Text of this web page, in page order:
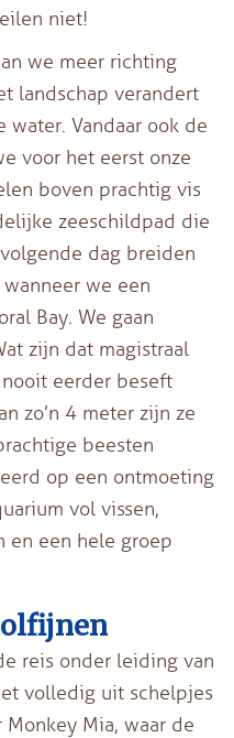
niet!
we meer richting
landschap verandert
Vandaar ook de
voor het eerst onze
boven prachtig vis
zeeschildpad die
dag breiden
we een
Bay. We gaan
zijn dat magistraal
eerder beseft
zo’n 4 meter zijn ze
beesten
op een ontmoeting
vol vissen,
en een hele groep
reis onder leiding van
volledig uit schelpjes
Monkey Mia, waar de